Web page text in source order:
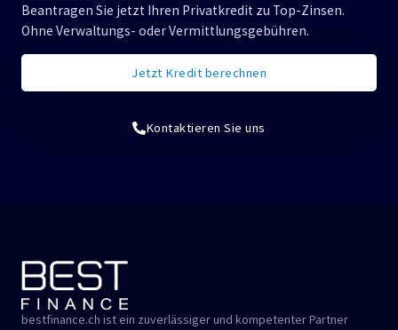
Beantragen Sie jetzt Ihren Privatkredit zu Top-Zinsen.
Ohne Verwaltungs- oder Vermittlungsgebühren.
Jetzt Kredit berechnen
Kontaktieren Sie uns
bestfinance.ch ist ein zuverlässiger und kompetenter Partner